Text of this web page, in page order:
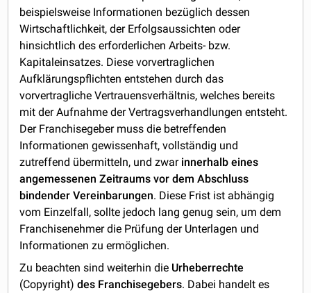
beispielsweise Informationen bezüglich dessen
Wirtschaftlichkeit, der Erfolgsaussichten oder
hinsichtlich des erforderlichen Arbeits- bzw.
Kapitaleinsatzes. Diese vorvertraglichen
Aufklärungspflichten entstehen durch das
vorvertragliche Vertrauensverhältnis, welches bereits
mit der Aufnahme der Vertragsverhandlungen entsteht.
Der Franchisegeber muss die betreffenden
Informationen gewissenhaft, vollständig und
zutreffend übermitteln, und zwar innerhalb eines
angemessenen Zeitraums vor dem Abschluss
bindender Vereinbarungen. Diese Frist ist abhängig
vom Einzelfall, sollte jedoch lang genug sein, um dem
Franchisenehmer die Prüfung der Unterlagen und
Informationen zu ermöglichen.
Zu beachten sind weiterhin die Urheberrechte
(Copyright)des Franchisegebers. Dabei handelt es